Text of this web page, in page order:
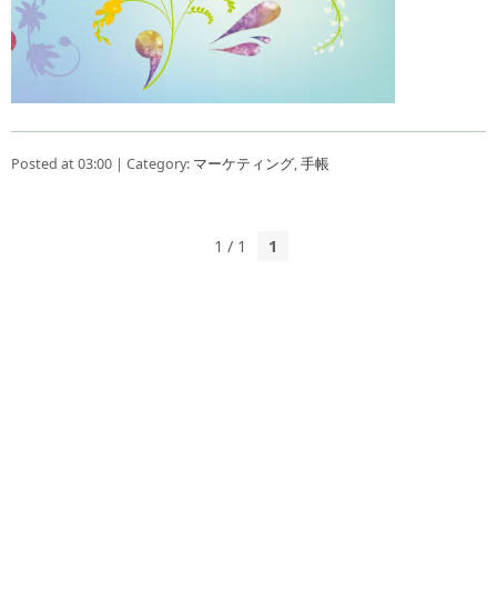
Posted at 03:00 | Category: マーケティング,手帳
1 / 1 1